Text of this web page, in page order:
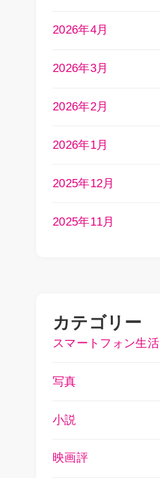
2026年4月
2026年3月
2026年2月
2026年1月
2025年12月
2025年11月
カテゴリー
スマートフォン生活
写真
小説
映画評